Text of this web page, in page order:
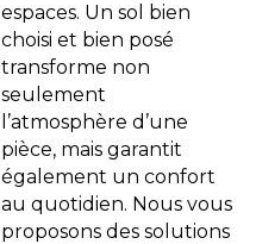
espaces. Un sol bien
choisi et bien posé
transforme non
seulement
l’atmosphère d’une
pièce, mais garantit
également un confort
au quotidien. Nous vous
proposons des solutions